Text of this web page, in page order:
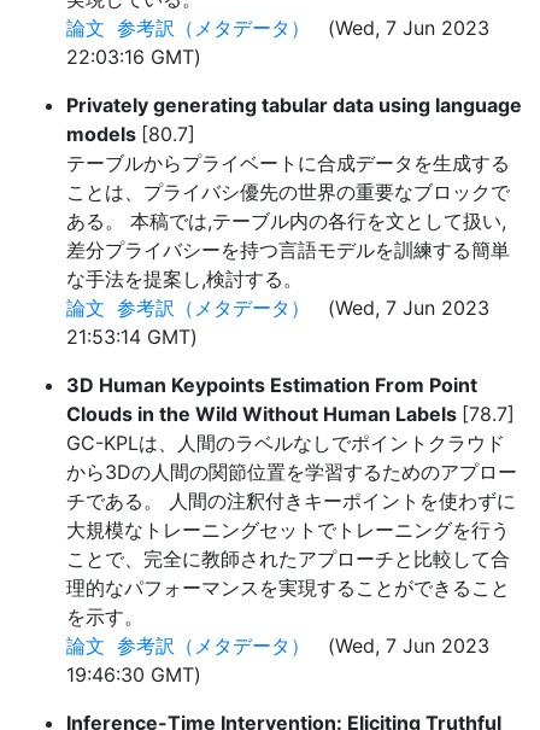
論文 参考訳（メタデータ）
(Wed, 7 Jun 2023
22:03:16 GMT)
Privately generating tabular data using language
models [80.7]
テーブルからプライベートに合成データを生成する
ことは、プライバシ優先の世界の重要なブロックで
ある。 本稿では,テーブル内の各行を文として扱い,
差分プライバシーを持つ言語モデルを訓練する簡単
な手法を提案し,検討する。
論文 参考訳（メタデータ）
(Wed, 7 Jun 2023
21:53:14 GMT)
3D Human Keypoints Estimation From Point
Clouds in the Wild Without Human Labels [78.7]
GC-KPLは、人間のラベルなしでポイントクラウド
から3Dの人間の関節位置を学習するためのアプロー
チである。 人間の注釈付きキーポイントを使わずに
大規模なトレーニングセットでトレーニングを行う
ことで、完全に教師されたアプローチと比較して合
理的なパフォーマンスを実現することができること
を示す。
論文 参考訳（メタデータ）
(Wed, 7 Jun 2023
19:46:30 GMT)
Inference-Time Intervention: Eliciting Truthful